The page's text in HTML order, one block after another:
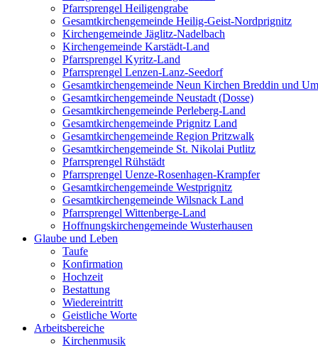
Pfarrsprengel Heiligengrabe
Gesamtkirchengemeinde Heilig-Geist-Nordprignitz
Kirchengemeinde Jäglitz-Nadelbach
Kirchengemeinde Karstädt-Land
Pfarrsprengel Kyritz-Land
Pfarrsprengel Lenzen-Lanz-Seedorf
Gesamtkirchengemeinde Neun Kirchen Breddin und
Gesamtkirchengemeinde Neustadt (Dosse)
Gesamtkirchengemeinde Perleberg-Land
Gesamtkirchengemeinde Prignitz Land
Gesamtkirchengemeinde Region Pritzwalk
Gesamtkirchengemeinde St. Nikolai Putlitz
Pfarrsprengel Rühstädt
Pfarrsprengel Uenze-Rosenhagen-Krampfer
Gesamtkirchengemeinde Westprignitz
Gesamtkirchengemeinde Wilsnack Land
Pfarrsprengel Wittenberge-Land
Hoffnungskirchengemeinde Wusterhausen
Glaube und Leben
Taufe
Konfirmation
Hochzeit
Bestattung
Wiedereintritt
Geistliche Worte
Arbeitsbereiche
Kirchenmusik